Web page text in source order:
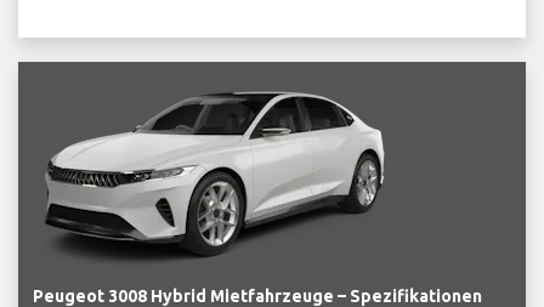
Peugeot 3008 Hybrid Mietfahrzeuge – Spezifikationen